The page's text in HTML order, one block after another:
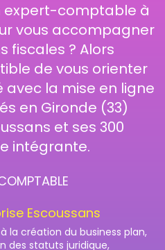
expert-comptable à
vous accompagner
fiscales ? Alors
de vous orienter
la mise en ligne
en Gironde (33)
et ses 300
intégrante.
Escoussans
la création du business plan,
des statuts juridique,